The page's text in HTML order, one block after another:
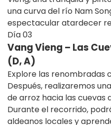
una curva del río Nam
espectacular atardecer
Día03
Vang Vieng – Las
(D, A)
Explore las renombradas
Después, realizaremos
de arroz hacia las cuevas
Durante el recorrido,
aldeanos locales y